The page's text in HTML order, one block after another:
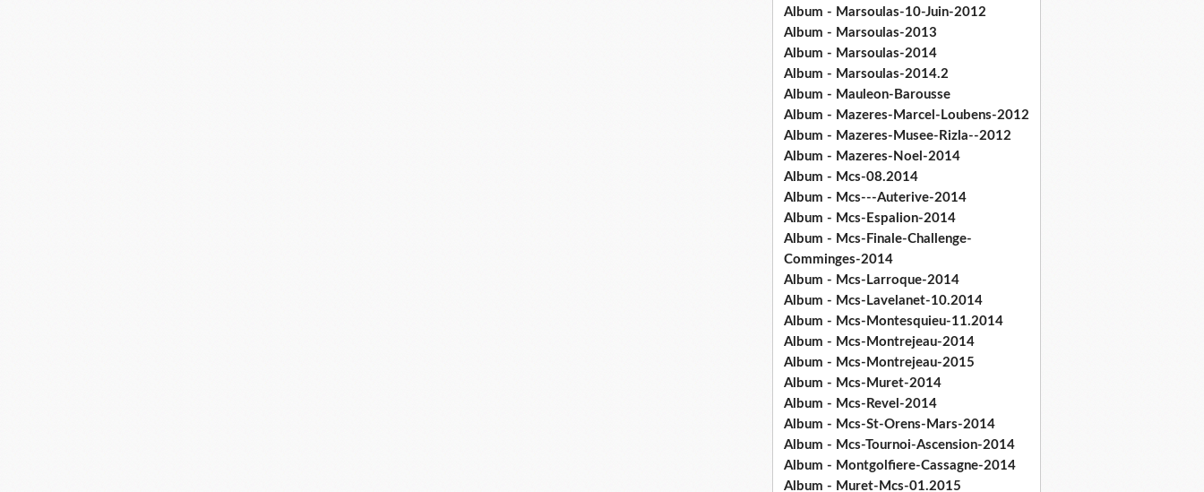
Album - Marsoulas-10-Juin-2012
Album - Marsoulas-2013
Album - Marsoulas-2014
Album - Marsoulas-2014.2
Album - Mauleon-Barousse
Album - Mazeres-Marcel-Loubens-2012
Album - Mazeres-Musee-Rizla--2012
Album - Mazeres-Noel-2014
Album - Mcs-08.2014
Album - Mcs---Auterive-2014
Album - Mcs-Espalion-2014
Album - Mcs-Finale-Challenge-
Comminges-2014
Album - Mcs-Larroque-2014
Album - Mcs-Lavelanet-10.2014
Album - Mcs-Montesquieu-11.2014
Album - Mcs-Montrejeau-2014
Album - Mcs-Montrejeau-2015
Album - Mcs-Muret-2014
Album - Mcs-Revel-2014
Album - Mcs-St-Orens-Mars-2014
Album - Mcs-Tournoi-Ascension-2014
Album - Montgolfiere-Cassagne-2014
Album - Muret-Mcs-01.2015